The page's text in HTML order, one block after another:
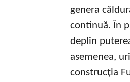
genera
continuă. În
deplin
asemenea,
construcția